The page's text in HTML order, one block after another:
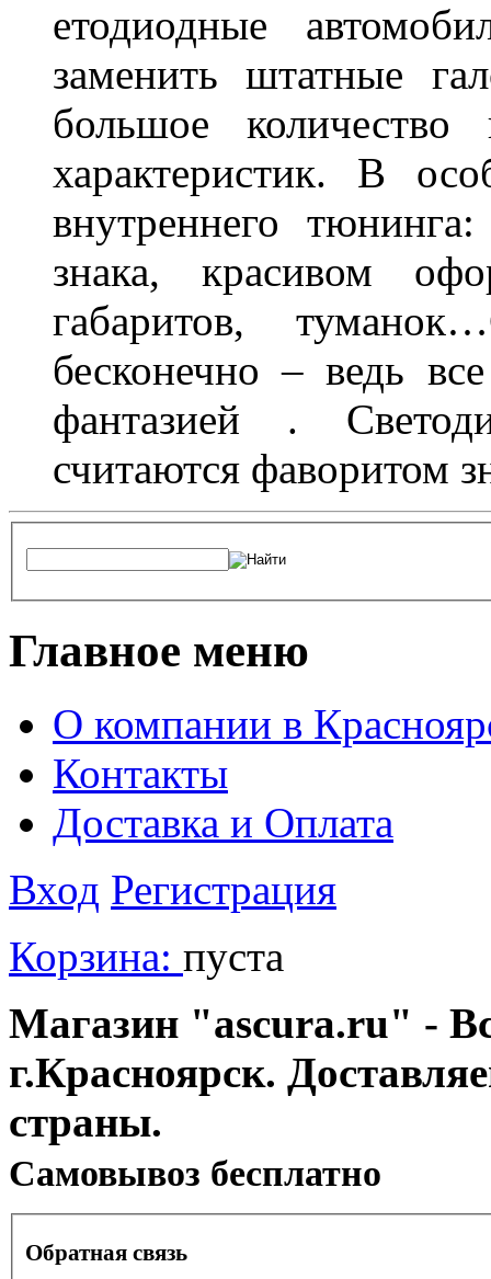
етодиодные
заменить штатные
большое
характеристик. В
внутреннего
знака, красивом
габаритов,
бесконечно – ведь
фантазией .
считаются фаворитом
Главное меню
О компании в
Контакты
Доставка и Оплата
Вход Регистрация
Корзина: пуста
Магазин "ascura.ru" -
г.Красноярск.
страны.
Cамовывоз бесплатно
Обратная связь